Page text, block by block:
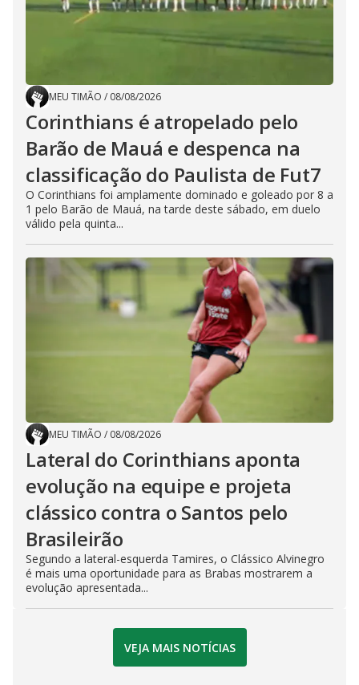
MEU TIMÃO / 08/08/2026
Corinthians é atropelado pelo
Barão de Mauá e despenca na
classificação do Paulista de Fut7
O Corinthians foi amplamente dominado e goleado por 8 a
1 pelo Barão de Mauá, na tarde deste sábado, em duelo
válido pela quinta...
MEU TIMÃO / 08/08/2026
Lateral do Corinthians aponta
evolução na equipe e projeta
clássico contra o Santos pelo
Brasileirão
Segundo a lateral-esquerda Tamires, o Clássico Alvinegro
é mais uma oportunidade para as Brabas mostrarem a
evolução apresentada...
VEJA MAIS NOTÍCIAS